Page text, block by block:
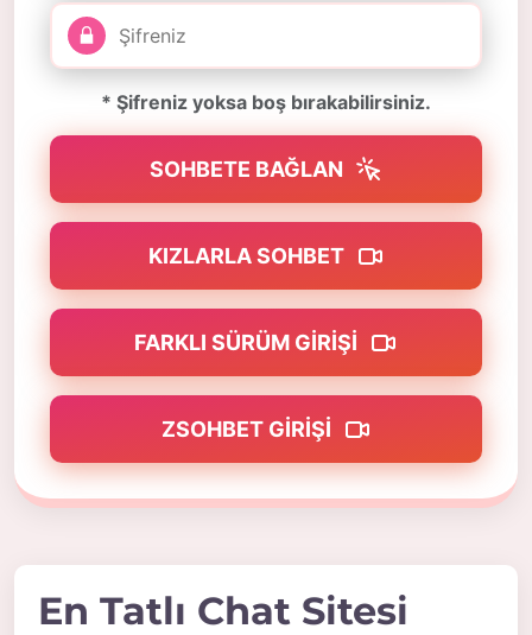
* Şifreniz yoksa boş bırakabilirsiniz.
SOHBETE BAĞLAN
KIZLARLA SOHBET
FARKLI SÜRÜM GIRIŞI
ZSOHBET GIRIŞI
En Tatlı Chat Sitesi